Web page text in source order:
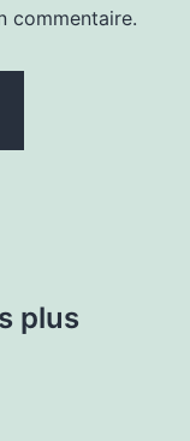
commentaire.
plus